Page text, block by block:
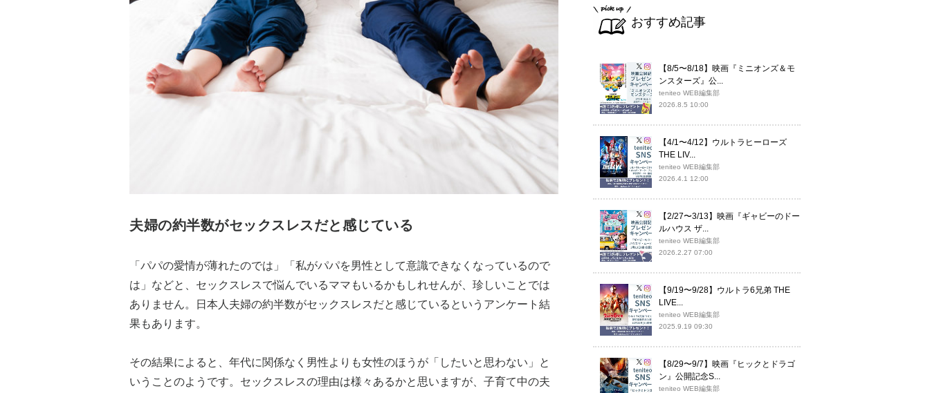
夫婦の約半数がセックスレスだと感じている
「パパの愛情が薄れたのでは」「私がパパを男性として意識できなくなっているので
は」などと、セックスレスで悩んでいるママもいるかもしれせんが、珍しいことでは
ありません。日本人夫婦の約半数がセックスレスだと感じているというアンケート結
果もあります。
その結果によると、年代に関係なく男性よりも女性のほうが「したいと思わない」と
いうことのようです。セックスレスの理由は様々あるかと思いますが、子育て中の夫
おすすめ記事
【8/5〜8/18】映画『ミニオンズ＆モ
ンスターズ』公...
teniteo WEB編集部
2026.8.5 10:00
【4/1〜4/12】ウルトラヒーローズ
THE LIV...
teniteo WEB編集部
2026.4.1 12:00
【2/27〜3/13】映画『ギャビーのドー
ルハウス ザ...
teniteo WEB編集部
2026.2.27 07:00
【9/19〜9/28】ウルトラ6兄弟 THE
LIVE...
teniteo WEB編集部
2025.9.19 09:30
【8/29〜9/7】映画『ヒックとドラゴ
ン』公開記念S...
teniteo WEB編集部